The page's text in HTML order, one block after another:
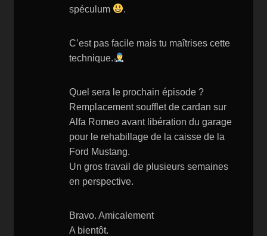
spéculum
.
C’est pas facile mais tu maîtrises cette
technique.
Quel sera le prochain épisode ?
Remplacement soufflet de cardan sur
Alfa Romeo avant libération du garage
pour le rehabillage de la caisse de la
Ford Mustang.
Un gros travail de plusieurs semaines
en perspective.
Bravo. Amicalement
A bientôt.